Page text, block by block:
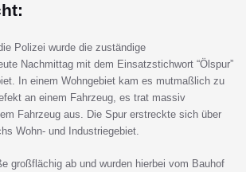
Polizei wurde die zuständige
Nachmittag mit dem Einsatzstichwort “Ölspur”
In einem Wohngebiet kam es mutmaßlich zu
an einem Fahrzeug, es trat massiv
Fahrzeug aus. Die Spur erstreckte sich über
Wohn- und Industriegebiet.
großflächig ab und wurden hierbei vom Bauhof